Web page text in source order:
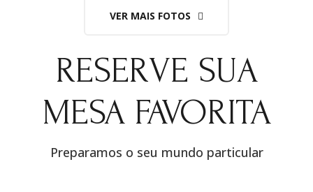
VER MAIS FOTOS
RESERVE SUA
MESA FAVORITA
Preparamos o seu mundo particular